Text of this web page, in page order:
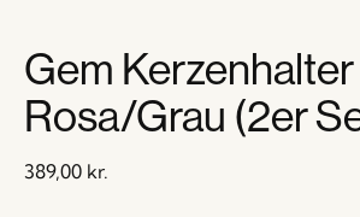
Gem Kerzenhalter
Rosa/Grau (2er
389,00 kr.